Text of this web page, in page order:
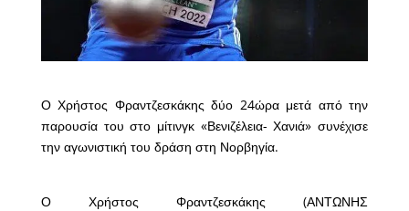
Ο Χρήστος Φραντζεσκάκης δύο 24ώρα μετά από την
παρουσία του στο μίτινγκ «Βενιζέλεια- Χανιά» συνέχισε
την αγωνιστική του δράση στη Νορβηγία.
Ο Χρήστος Φραντζεσκάκης (ΑΝΤΩΝΗΣ